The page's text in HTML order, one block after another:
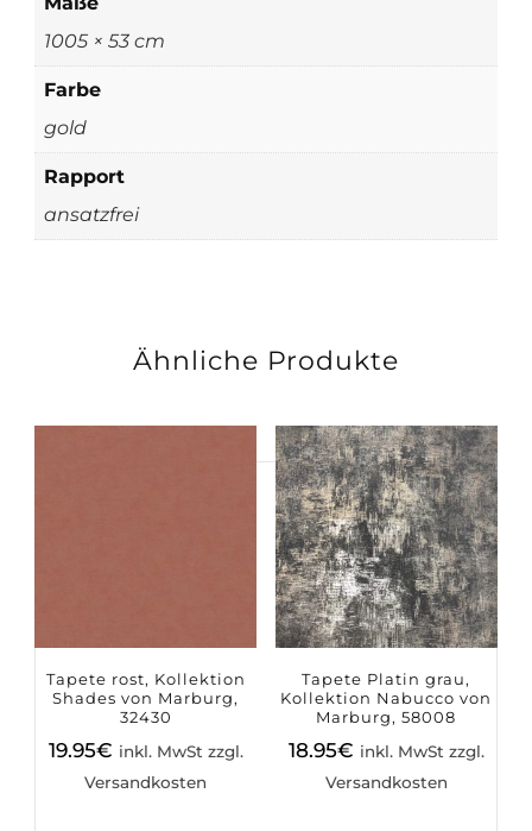
1005 × 53 cm
Farbe
gold
Rapport
ansatzfrei
Ähnliche Produkte
Tapete rost, Kollektion
Shades von Marburg,
32430
19.95€ inkl. MwSt zzgl.
Versandkosten
Tapete Platin grau,
Kollektion Nabucco von
Marburg, 58008
18.95€ inkl. MwSt zzgl.
Versandkosten
Suchen
nach: